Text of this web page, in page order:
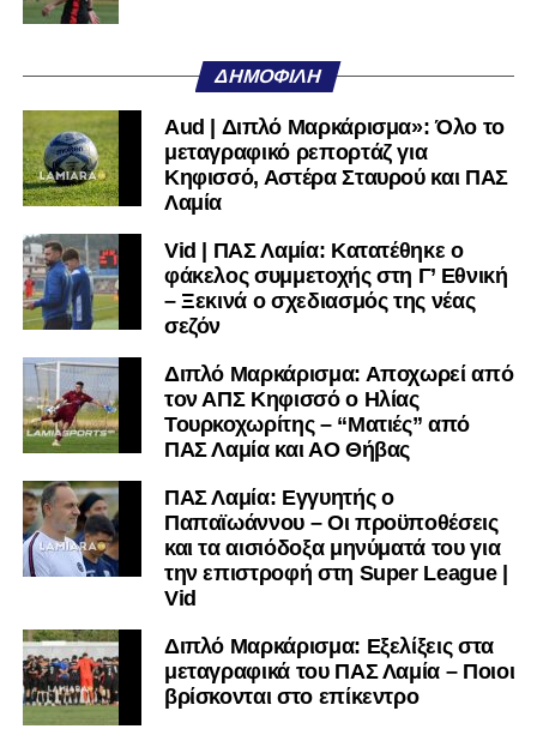
Όταν αποφασίσει να συνειδητοποιήσει ότι είναι
πολύ μικρή.
Ακολουθήστε το lamiara.grστοGoogle Newsγια να
μαθαίνετε πρώτοι τα κυανόλευκα νέα στην Ελλάδα και τον
υπόλοιπο κόσμο. Ακολουθήστε το lamiara.gr στο
μαθαίνετε σε χρόνο dt όλα τα νέα.
ΔΗΜΟΦΙΛΉ
Aud | Διπλό Μαρκάρισμα»: Όλο το
μεταγραφικό ρεπορτάζ για
Κηφισσό, Αστέρα Σταυρού και ΠΑΣ
Λαμία
Vid | ΠΑΣ Λαμία: Κατατέθηκε ο
φάκελος συμμετοχής στη Γ’ Εθνική
– Ξεκινά ο σχεδιασμός της νέας
σεζόν
Διπλό Μαρκάρισμα: Αποχωρεί από
τον ΑΠΣ Κηφισσό ο Ηλίας
Τουρκοχωρίτης – “Ματιές” από
ΠΑΣ Λαμία και ΑΟ Θήβας
ΠΑΣ Λαμία: Εγγυητής ο
Παπαϊωάννου – Οι προϋποθέσεις
και τα αισιόδοξα μηνύματά του για
την επιστροφή στη Super League |
Vid
Διπλό Μαρκάρισμα: Εξελίξεις στα
μεταγραφικά του ΠΑΣ Λαμία – Ποιοι
βρίσκονται στο επίκεντρο